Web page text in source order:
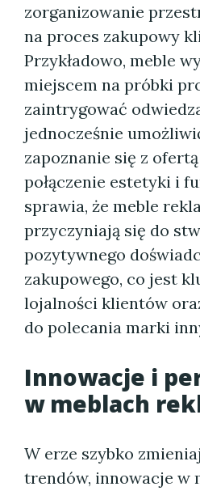
zorganizowanie
na proces zakupowy
Przykładowo, meble
miejscem na próbki
zaintrygować
jednocześnie
zapoznanie się z
połączenie estetyki i
sprawia, że meble
przyczyniają się do
pozytywnego
zakupowego, co jest
lojalności klientów
do polecania marki
Innowacje i
w meblach
W erze szybko
trendów, innowacje w